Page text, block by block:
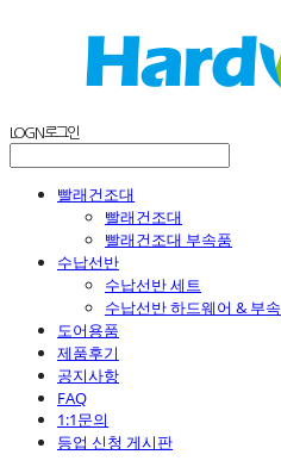
LOG IN로그인
빨래건조대
빨래건조대
빨래건조대 부속품
수납선반
수납선반 세트
수납선반 하드웨어 & 부속
도어용품
제품후기
공지사항
FAQ
1:1문의
등업 신청 게시판